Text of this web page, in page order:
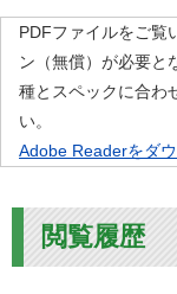
PDFファイルをご覧
ン（無償）が必要と
種とスペックに合わ
い。
Adobe Readerをダ
閲覧履歴